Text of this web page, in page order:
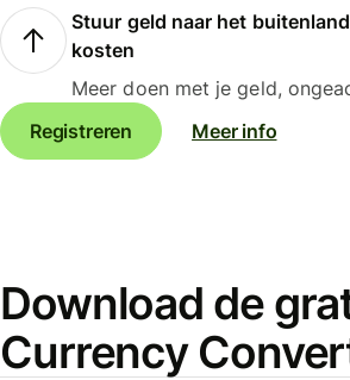
Stuur geld naar het
kosten
Meer doen met je geld,
Registreren
Meer info
Download de
Currency